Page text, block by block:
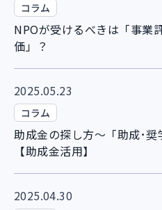
コラム
NPOが受けるべきは「事業
価」？
2025.05.23
コラム
助成金の探し方～「助成･
【助成金活用】
2025.04.30